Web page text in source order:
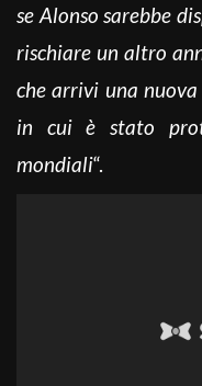
se Alonso sarebbe
rischiare un altro
che arrivi una
in cui è stato
mondiali“.